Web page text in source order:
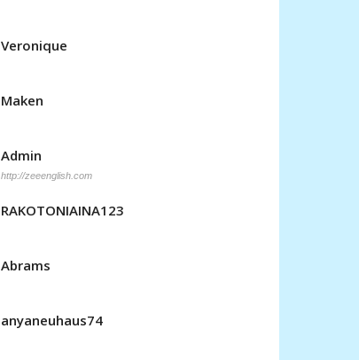
Veronique
Maken
Admin
http://zeeenglish.com
RAKOTONIAINA123
Abrams
anyaneuhaus74